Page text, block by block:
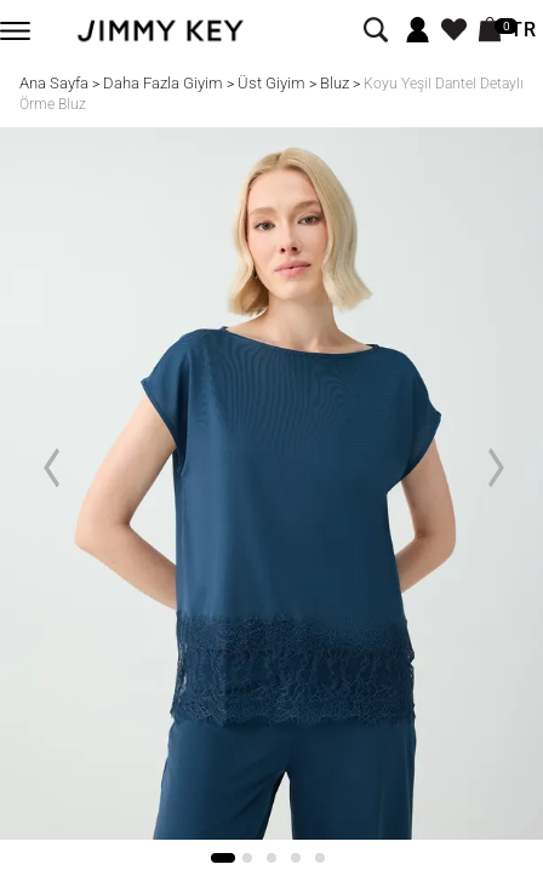
0TR
Ana Sayfa > Daha Fazla Giyim > Üst Giyim > Bluz> Koyu Yeşil Dantel Detaylı
Örme Bluz